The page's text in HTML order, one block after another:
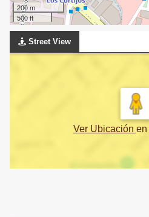
200 m
500 ft
Street View
Ver Ubicación en